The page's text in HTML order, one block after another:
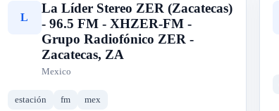
L
La Líder Stereo ZER (Zacatecas)
- 96.5 FM - XHZER-FM -
Grupo Radiofónico ZER -
Zacatecas, ZA
Mexico
estación fm mex